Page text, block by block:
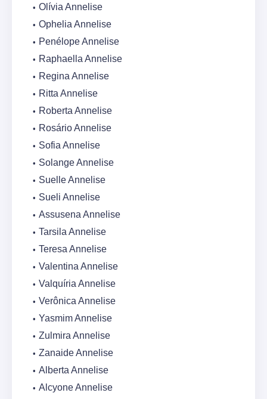
Olívia Annelise
Ophelia Annelise
Penélope Annelise
Raphaella Annelise
Regina Annelise
Ritta Annelise
Roberta Annelise
Rosário Annelise
Sofia Annelise
Solange Annelise
Suelle Annelise
Sueli Annelise
Assusena Annelise
Tarsila Annelise
Teresa Annelise
Valentina Annelise
Valquíria Annelise
Verônica Annelise
Yasmim Annelise
Zulmira Annelise
Zanaide Annelise
Alberta Annelise
Alcyone Annelise